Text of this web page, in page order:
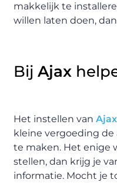
makkelijk te
willen laten doen,
Bij Ajax
Het instellen van
kleine vergoeding de
te maken. Het enige
stellen, dan krijg je
informatie. Mocht je